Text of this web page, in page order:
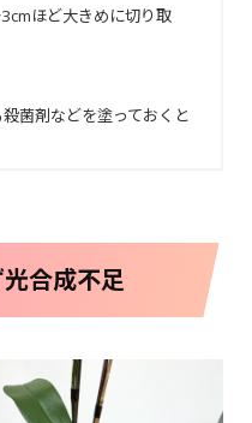
ほど大きめに切り取
菌剤などを塗っておくと
合成不足